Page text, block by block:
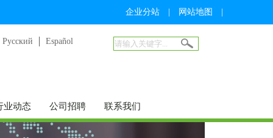
企业分站 网站地图
Русский Español
业动态 公司招聘 联系我们